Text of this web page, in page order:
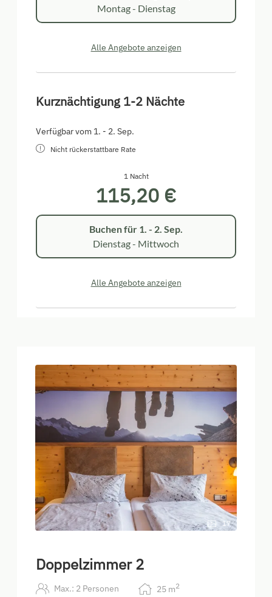
Montag - Dienstag
Alle Angebote anzeigen
Kurznächtigung 1-2 Nächte
Verfügbar vom 1. - 2. Sep.
Nicht rückerstattbare Rate
1 Nacht
115,20 €
Buchen für 1. - 2. Sep.
Dienstag - Mittwoch
Alle Angebote anzeigen
17
Doppelzimmer 2
Max.: 2 Personen 25 m2